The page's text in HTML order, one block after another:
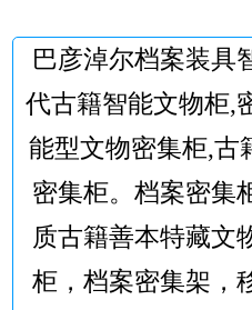
巴彦淖尔档案装具
代古籍智能文物柜,
能型文物密集柜,古
密集柜。档案密集
质古籍善本特藏文
柜，档案密集架，